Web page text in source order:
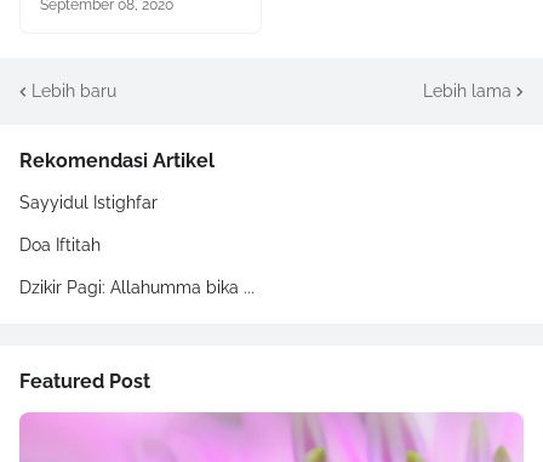
September 08, 2020
Lebih baru Lebih lama
Rekomendasi Artikel
Sayyidul Istighfar
Doa Iftitah
Dzikir Pagi: Allahumma bika ...
Featured Post